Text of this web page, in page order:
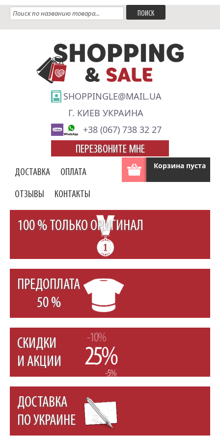
SHOPPINGLE@MAIL.UA
Г. КИЕВ УКРАИНА
+38 (067) 738 32 27
ПЕРЕЗВОНИТЕ МНЕ
Корзина пуста
ДОСТАВКА ОПЛАТА
ОТЗЫВЫ КОНТАКТЫ
100 % ТОЛЬКО ОРИГИНАЛ
ПРЕДОПЛАТА
50 %
СКИДКИ
И АКЦИИ
ДОСТАВКА
ПО УКРАИНЕ